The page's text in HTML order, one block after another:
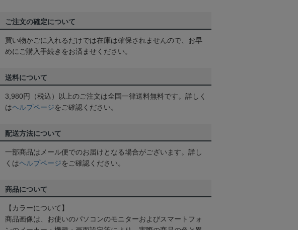
ご注文の確定について
買い物かごに入れるだけでは在庫は確保されませんので、お早
めにご購入手続きをお済ませください。
送料について
3,980円（税込）以上のご注文は全国一律送料無料です。詳しく
はヘルプページをご確認ください。
配送方法について
一部商品はメール便でのお届けとなる場合がございます。詳し
くはヘルプページをご確認ください。
商品について
【カラーについて】
商品画像は、お使いのパソコンのモニターおよびスマートフォ